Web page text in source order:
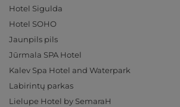
Hotel Sigulda
Hotel SOHO
Jaunpils pils
Jūrmala SPA Hotel
Kalev Spa Hotel and Waterpark
Labirintų parkas
Lielupe Hotel by SemaraH